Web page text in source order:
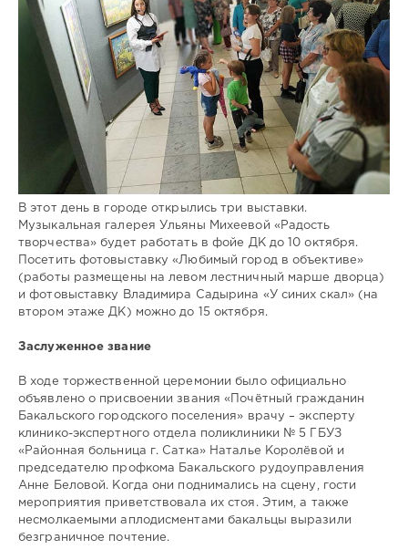
В этот день в городе открылись три выставки.
Музыкальная галерея Ульяны Михеевой «Радость
творчества» будет работать в фойе ДК до 10 октября.
Посетить фотовыставку «Любимый город в объективе»
(работы размещены на левом лестничный марше дворца)
и фотовыставку Владимира Садырина «У синих скал» (на
втором этаже ДК) можно до 15 октября.
Заслуженное звание
В ходе торжественной церемонии было официально
объявлено о присвоении звания «Почётный гражданин
Бакальского городского поселения» врачу – эксперту
клинико-экспертного отдела поликлиники № 5 ГБУЗ
«Районная больница г. Сатка» Наталье Королёвой и
председателю профкома Бакальского рудоуправления
Анне Беловой. Когда они поднимались на сцену, гости
мероприятия приветствовала их стоя. Этим, а также
несмолкаемыми аплодисментами бакальцы выразили
безграничное почтение.